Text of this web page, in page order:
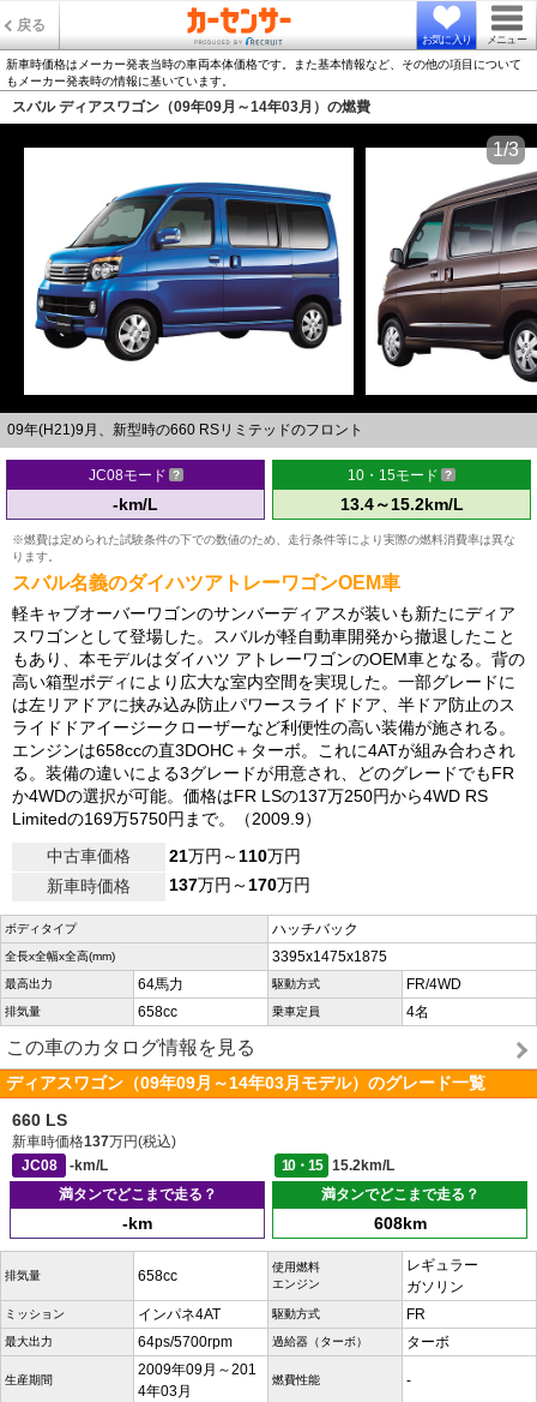
戻る
お気に入り メニュー
新車時価格はメーカー発表当時の車両本体価格です。また基本情報など、その他の項目について
もメーカー発表時の情報に基いています。
スバル ディアスワゴン（09年09月～14年03月）の燃費
09年(H21)9月、新型時の660 RSリミテッドのフロント
1/3
JC08モード
-km/L
10・15モード
13.4～15.2km/L
※燃費は定められた試験条件の下での数値のため、走行条件等により実際の燃料消費率は異な
ります。
スバル名義のダイハツアトレーワゴンOEM車
軽キャブオーバーワゴンのサンバーディアスが装いも新たにディア
スワゴンとして登場した。スバルが軽自動車開発から撤退したこと
もあり、本モデルはダイハツ アトレーワゴンのOEM車となる。背の
高い箱型ボディにより広大な室内空間を実現した。一部グレードに
は左リアドアに挟み込み防止パワースライドドア、半ドア防止のス
ライドドアイージークローザーなど利便性の高い装備が施される。
エンジンは658ccの直3DOHC＋ターボ。これに4ATが組み合わされ
る。装備の違いによる3グレードが用意され、どのグレードでもFR
か4WDの選択が可能。価格はFR LSの137万250円から4WD RS
Limitedの169万5750円まで。（2009.9）
中古車価格
21万円～110万円
新車時価格
137万円～170万円
ボディタイプ ハッチバック
全長x全幅x全高(mm) 3395x1475x1875
最高出力 64馬力 駆動方式 FR/4WD
排気量 658cc 乗車定員 4名
この車のカタログ情報を見る
ディアスワゴン（09年09月～14年03月モデル）のグレード一覧
660 LS
新車時価格137万円(税込)
JC08
-km/L 10・15
15.2km/L
満タンでどこまで走る？
-km
満タンでどこまで走る？
608km
排気量 658cc
使用燃料
エンジン
レギュラー
ガソリン
ミッション インパネ4AT 駆動方式 FR
最大出力 64ps/5700rpm 過給器（ターボ） ターボ
生産期間
2009年09月～201
4年03月
燃費性能 -